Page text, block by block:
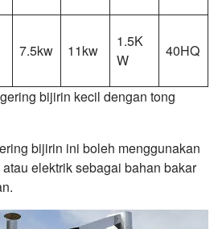
7.5kw 11kw
1.5K
W
40HQ
bijirin kecil dengan tong
bijirin ini boleh menggunakan
elektrik sebagai bahan bakar